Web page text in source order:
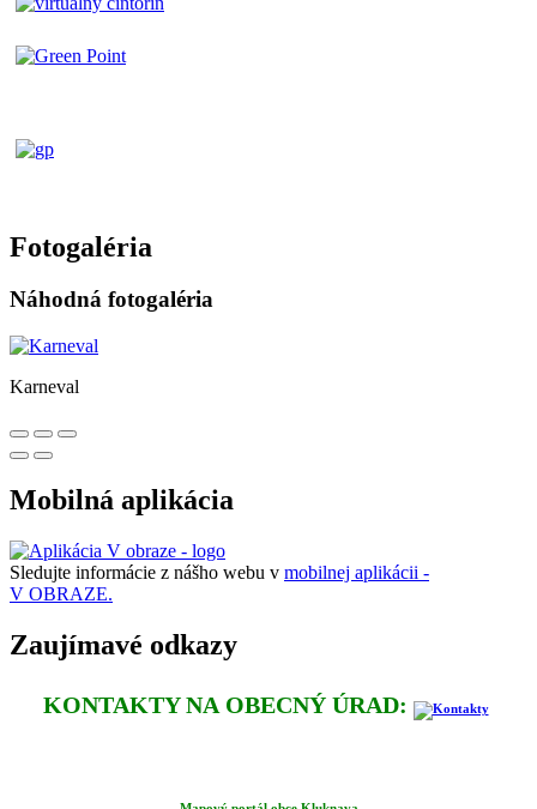
Fotogaléria
Náhodná fotogaléria
Karneval
Mobilná aplikácia
Sledujte informácie z nášho webu v mobilnej aplikácii -
V OBRAZE.
Zaujímavé odkazy
KONTAKTY NA OBECNÝ ÚRAD: